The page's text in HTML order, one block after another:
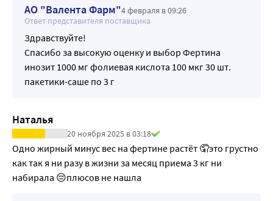
инозитола способствует уменьшению проявлений
гиперандрогении (гирсутизма, акне, избыточной
сальности и выпадения волос, андрогенного ожирения).
Прием инозитола положительно влияет на
метаболический статус: отмечается значительное
снижение уровня глюкозы и инсулина натощак; индекса
индекса массы тела и регуляция уровня лептина -
гормона, контролирующего аппетит [4]. Инозитол может
оказывать положительное влияние на репродуктивную
функцию женщин. Регулярный прием инозитола может
способствовать восстановлению менструального цикла
АО "Валента Фарм"4 февраля в 09:26
Ответ представителя поставщика
Здравствуйте!
Спасибо за высокую оценку и выбор Фертина
инозит 1000 мг фолиевая кислота 100 мкг 30 шт.
пакетики-саше по 3 г
Наталья
20 ноября 2025 в 03:18
Одно жирный минус вес на фертине растёт 🤦это грустно
как так я ни разу в жизни за месяц приема 3 кг ни
набирала 😔плюсов не нашла